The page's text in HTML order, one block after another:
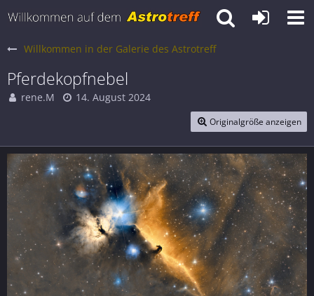
Willkommen in der Galerie des Astrotreff
Pferdekopfnebel
rene.M 14. August 2024
Originalgröße anzeigen